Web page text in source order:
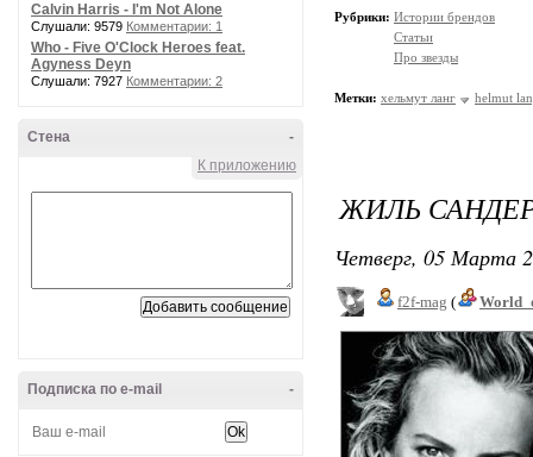
Calvin Harris - I'm Not Alone
Слушали: 9579 Комментарии: 1
Who - Five O'Clock Heroes feat.
Agyness Deyn
Слушали: 7927 Комментарии: 2
-
Стена
К приложению
-
Подписка по e-mail
Рубрики: Истории брендов
Статьи
Про звезды
Метки: хельмут ланг helmut
ЖИЛЬ САНДЕР
Четверг, 05 Марта
f2f-mag (